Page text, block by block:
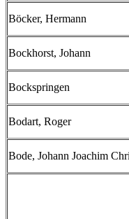
Böcker, Hermann
Bockhorst, Johann
Bockspringen
Bodart, Roger
Bode, Johann Joachim